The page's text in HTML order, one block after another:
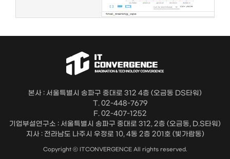
본사 : 서울특별시 송파구 중대로 312 4층 (오금동 DS타워)
T. 02-448-7679
F. 02-407-1252
기업부설연구소 : 서울특별시 송파구 중대로 312, 2층 (오금동, D.S타워)
지사 : 전라남도 나주시 우정로 10, 4동 2층 201호 (빛가람동)
Copyright ⓒ ITCONVERGENCE All rights reserved.